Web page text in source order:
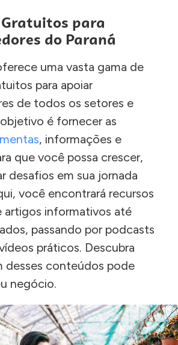
para
do Paraná
uma vasta gama de
para apoiar
de todos os setores e
é fornecer as
, informações e
que você possa crescer,
desafios em sua jornada
você encontrará recursos
artigos informativos até
passando por podcasts
práticos. Descubra
desses conteúdos pode
negócio.